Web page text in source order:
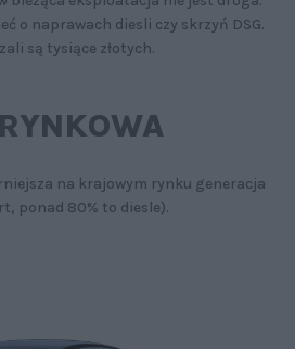
o naprawach diesli czy skrzyń DSG.
są tysiące złotych.
na krajowym rynku generacja
ponad 80% to diesle).